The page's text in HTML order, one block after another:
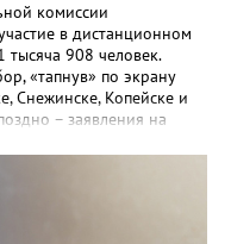
комиссии
в дистанционном
908 человек.
«тапнув» по экрану
Снежинске, Копейске и
– заявления на
устройства с доступом
в голосовании по
«Мобильный
воспользоваться уже